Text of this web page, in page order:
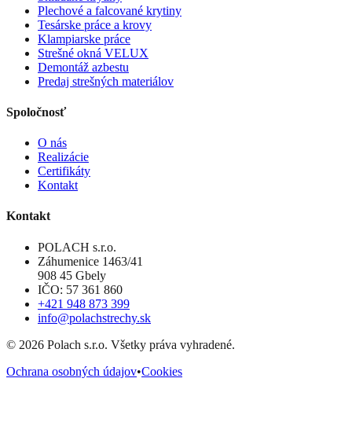
Plechové a falcované krytiny
Tesárske práce a krovy
Klampiarske práce
Strešné okná VELUX
Demontáž azbestu
Predaj strešných materiálov
Spoločnosť
O nás
Realizácie
Certifikáty
Kontakt
Kontakt
POLACH s.r.o.
Záhumenice 1463/41
908 45 Gbely
IČO: 57 361 860
+421 948 873 399
info@polachstrechy.sk
© 2026 Polach s.r.o. Všetky práva vyhradené.
Ochrana osobných údajov•Cookies